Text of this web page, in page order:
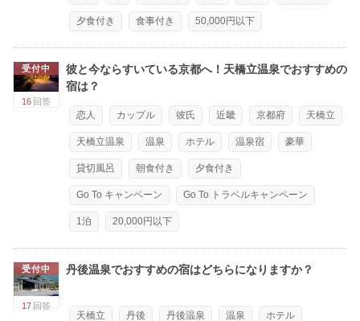
夕食付き 食事付き 50,000円以下
受付中
16 回答
彼と今ならすいている京都へ！天橋立温泉でおすすめの
宿は？
恋人 カップル 彼氏 近畿 京都府 天橋立
天橋立温泉 温泉 ホテル 温泉宿 豪華
貸切風呂 朝食付き 夕食付き
Go To キャンペーン Go To トラベルキャンペーン
1泊 20,000円以下
受付中
17 回答
丹後温泉でおすすめの宿はどちらになりますか？
天橋立 丹後 丹後温泉 温泉 ホテル